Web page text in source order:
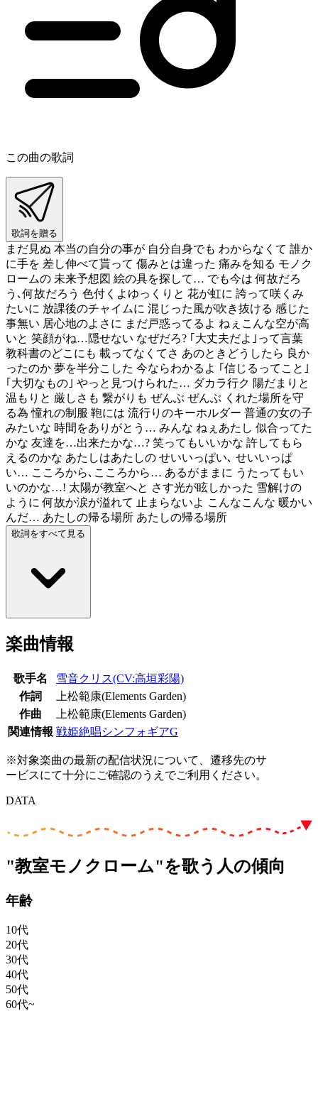
この曲の歌詞
歌詞を贈る
まだ見ぬ 本当の自分の事が 自分自身でも わからなくて 誰か
に手を 差し伸べて貰って 傷みとは違った 痛みを知る モノク
ロームの 未来予想図 絵の具を探して… でも今は 何故だろ
う､何故だろう 色付くよゆっくりと 花が虹に 誇って咲くみ
たいに 放課後のチャイムに 混じった風が吹き抜ける 感じた
事無い 居心地のよさに まだ戸惑ってるよ ねぇこんな空が高
いと 笑顔がね…隠せない なぜだろ? ｢大丈夫だよ｣って言葉
教科書のどこにも 載ってなくてさ あのときどうしたら 良か
ったのか 夢を半分こした 今ならわかるよ ｢信じるってこと｣
｢大切なもの｣ やっと見つけられた… ダカラ行ク 陽だまりと
温もりと 厳しさも 繋がりも ぜんぶ ぜんぶ くれた場所を守
る為 憧れの制服 鞄には 流行りのキーホルダー 普通の女の子
みたいな 時間をありがとう… みんな ねぇあたし 似合ってた
かな 友達を…出来たかな…? 笑ってもいいかな 許してもら
えるのかな あたしはあたしの せいいっぱい､ せいいっぱ
い… こころから､こころから… あるがままに うたってもい
いのかな…! 太陽が教室へと さす光が眩しかった 雪解けの
ように 何故か涙が溢れて 止まらないよ こんなこんな 暖かい
んだ… あたしの帰る場所 あたしの帰る場所
歌詞をすべて見る
楽曲情報
歌手名
雪音クリス(CV:高垣彩陽)
作詞
上松範康(Elements Garden)
作曲
上松範康(Elements Garden)
関連情報 戦姫絶唱シンフォギアG
※対象楽曲の最新の配信状況について、遷移先のサ
ービスにて十分にご確認のうえでご利用ください。
DATA
"教室モノクローム"を歌う人の傾向
年齢
10代
20代
30代
40代
50代
60代~